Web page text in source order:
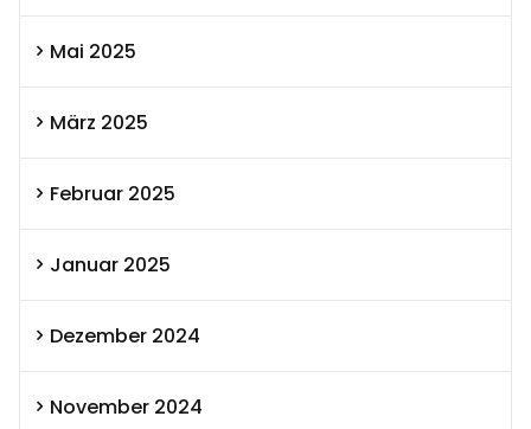
Mai 2025
März 2025
Februar 2025
Januar 2025
Dezember 2024
November 2024